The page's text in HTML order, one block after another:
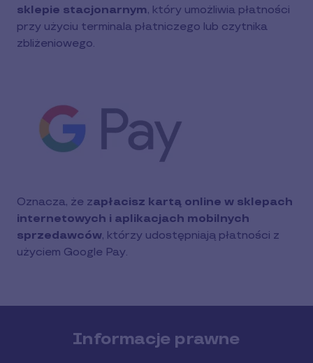
sklepie stacjonarnym, który umożliwia płatności
przy użyciu terminala płatniczego lub czytnika
zbliżeniowego.
Oznacza, że zapłacisz kartą online w sklepach
internetowych i aplikacjach mobilnych
sprzedawców, którzy udostępniają płatności z
użyciem Google Pay.
Informacje prawne